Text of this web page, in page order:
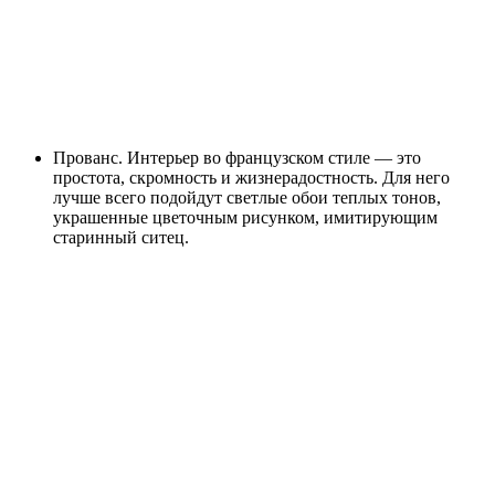
Прованс. Интерьер во французском стиле — это
простота, скромность и жизнерадостность. Для него
лучше всего подойдут светлые обои теплых тонов,
украшенные цветочным рисунком, имитирующим
старинный ситец.